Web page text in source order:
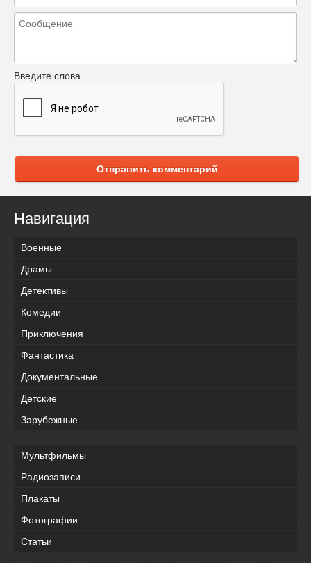
Введите слова
Отправить комментарий
Навигация
Военные
Драмы
Детективы
Комедии
Приключения
Фантастика
Документальные
Детские
Зарубежные
Мультфильмы
Радиозаписи
Плакаты
Фотографии
Статьи